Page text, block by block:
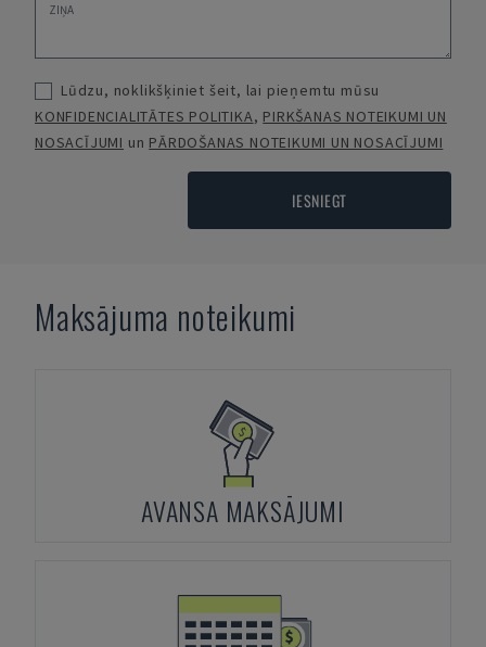
Lūdzu, noklikšķiniet šeit, lai pieņemtu mūsu
KONFIDENCIALITĀTES POLITIKA, PIRKŠANAS NOTEIKUMI UN
NOSACĪJUMI un PĀRDOŠANAS NOTEIKUMI UN NOSACĪJUMI
IESNIEGT
Maksājuma noteikumi
AVANSA MAKSĀJUMI